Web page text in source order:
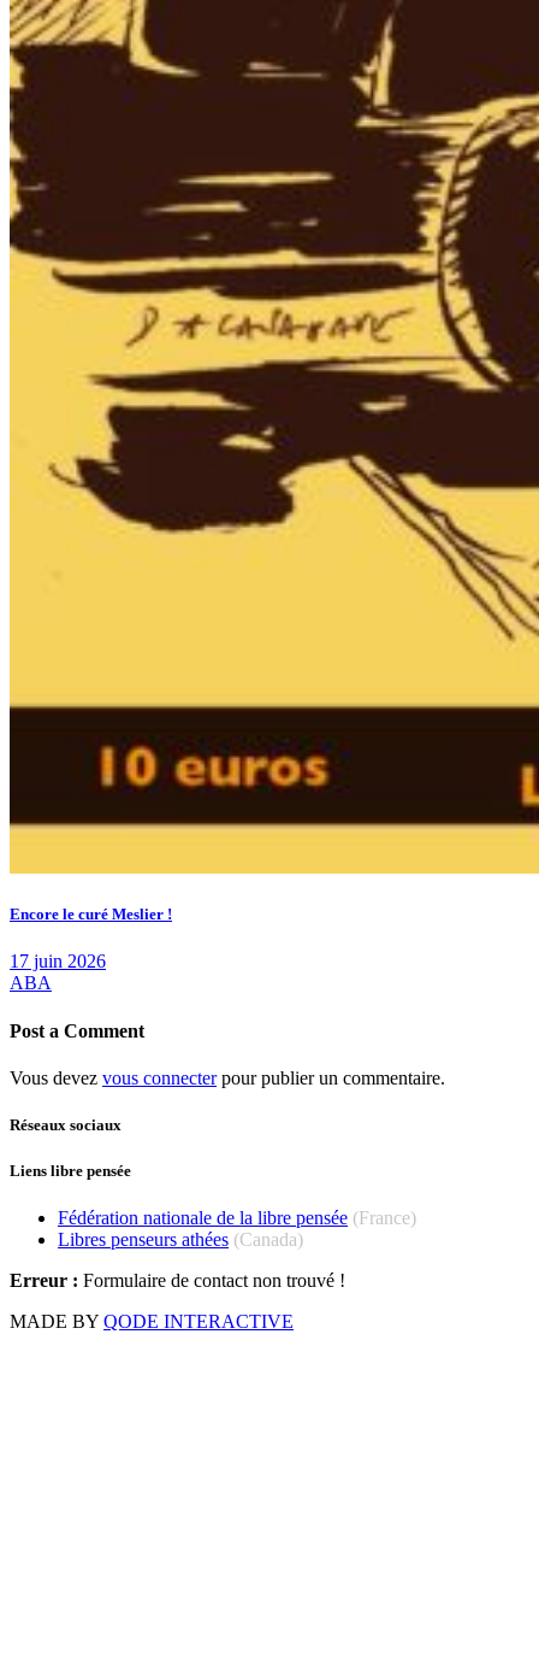
Encore le curé Meslier !
17 juin 2026
ABA
Post a Comment
Vous devez vous connecterpour publier un commentaire.
Réseaux sociaux
Liens libre pensée
Fédération nationale de la libre pensée (France)
Libres penseurs athées (Canada)
Erreur : Formulaire de contact non trouvé !
MADE BY QODE INTERACTIVE